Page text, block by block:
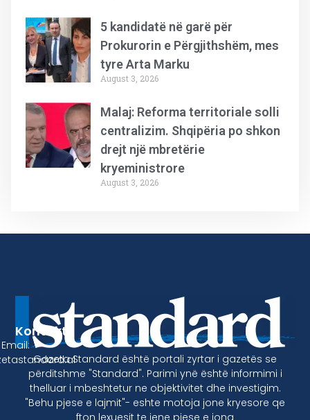
5 kandidatë në garë për
Prokurorin e Përgjithshëm, mes
tyre Arta Marku
August 3, 2026
Malaj: Reforma territoriale solli
centralizim. Shqipëria po shkon
drejt një mbretërie
kryeministrore
August 3, 2026
Gazeta Standard është portali zyrtar i gazetës se
përditshme "Standard". Parimi ynë është informimi i
thelluar i mbeshtetur ne objektivitet dhe investigim.
"Behu pjese e lajmit"- eshte motoja jone kryesore qe
Kontakt
Email: